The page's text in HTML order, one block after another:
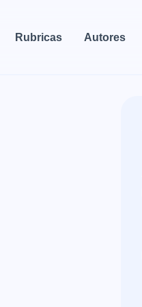
Rubricas Autores